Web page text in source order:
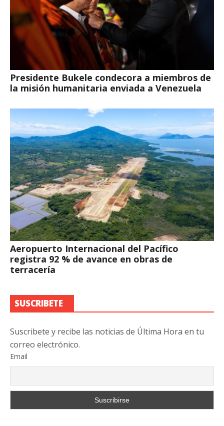
Presidente Bukele condecora a miembros de
la misión humanitaria enviada a Venezuela
Aeropuerto Internacional del Pacífico
registra 92 % de avance en obras de
terracería
SUSCRIBETE
Suscribete y recibe las noticias de Última Hora en tu
correo electrónico.
Email